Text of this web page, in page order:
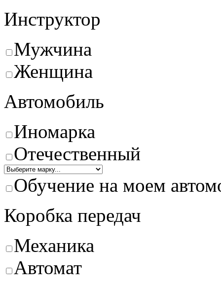
Инструктор
Мужчина
Женщина
Автомобиль
Иномарка
Отечественный
Обучение на моем
Коробка передач
Механика
Автомат